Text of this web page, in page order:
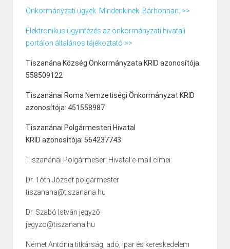
Önkormányzati ügyek. Mindenkinek. Bárhonnan. >>
Elektronikus ügyintézés az önkormányzati hivatali
portálon általános tájékoztató >>
Tiszanána Község Önkormányzata KRID azonosítója:
558509122
Tiszanánai Roma Nemzetiségi Önkormányzat KRID
azonosítója: 451558987
Tiszanánai Polgármesteri Hivatal
KRID azonosítója: 564237743
Tiszanánai Polgármeseri Hivatal e-mail címei:
Dr. Tóth József polgármester
tiszanana@tiszanana.hu
Dr. Szabó István jegyző
jegyzo@tiszanana.hu
Német Antónia titkárság, adó, ipar és kereskedelem